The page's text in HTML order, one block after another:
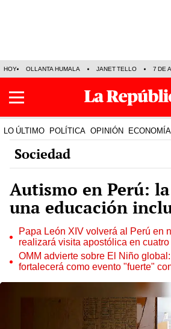
HOY OLLANTA HUMALA JANET TELLO 7 DE
LO ÚLTIMO POLÍTICA OPINIÓN ECONOMÍA
Sociedad
Autismo en Perú:
una educación
Papa León XIV volverá al Perú en
realizará visita apostólica en
OMM advierte sobre El Niño
fortalecerá como evento "fuerte"